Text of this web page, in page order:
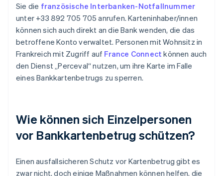
Sie die französische Interbanken-Notfallnummer
unter +33 892 705 705 anrufen. Karteninhaber/innen
können sich auch direkt an die Bank wenden, die das
betroffene Konto verwaltet. Personen mit Wohnsitz in
Frankreich mit Zugriff auf France Connect können auch
den Dienst „Perceval“ nutzen, um ihre Karte im Falle
eines Bankkartenbetrugs zu sperren.
Wie können sich Einzelpersonen
vor Bankkartenbetrug schützen?
Einen ausfallsicheren Schutz vor Kartenbetrug gibt es
zwar nicht, doch einige Maßnahmen können helfen, die